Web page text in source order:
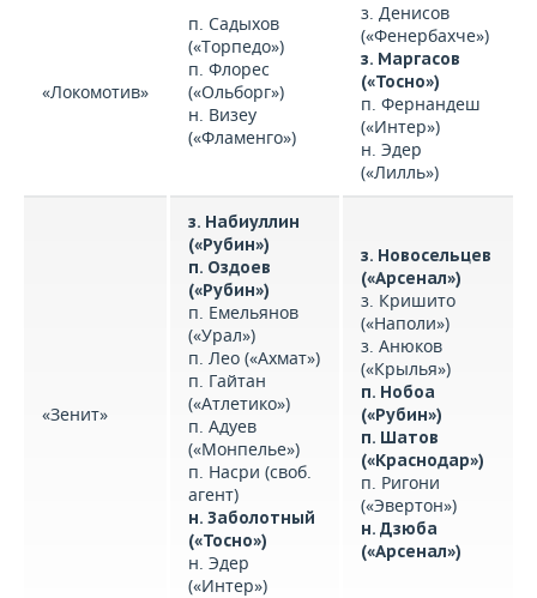
«Локомотив»
п. Садыхов
(«Торпедо»)
п. Флорес
(«Ольборг»)
н. Визеу
(«Фламенго»)
з. Денисов
(«Фенербахче»)
з. Маргасов
(«Тосно»)
п. Фернандеш
(«Интер»)
н. Эдер
(«Лилль»)
«Зенит»
з. Набиуллин
(«Рубин»)
п. Оздоев
(«Рубин»)
п. Емельянов
(«Урал»)
п. Лео («Ахмат»)
п. Гайтан
(«Атлетико»)
п. Адуев
(«Монпелье»)
п. Насри (своб.
агент)
н. Заболотный
(«Тосно»)
н. Эдер
(«Интер»)
з. Новосельцев
(«Арсенал»)
з. Кришито
(«Наполи»)
з. Анюков
(«Крылья»)
п. Нобоа
(«Рубин»)
п. Шатов
(«Краснодар»)
п. Ригони
(«Эвертон»)
н. Дзюба
(«Арсенал»)